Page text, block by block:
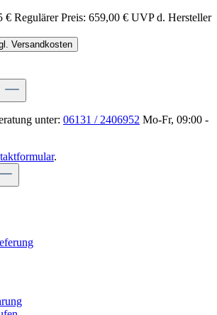
€ Regulärer Preis: 659,00 € UVP d. Hersteller
Versandkosten
unter: 06131 / 2406952 Mo-Fr, 09:00 -
.